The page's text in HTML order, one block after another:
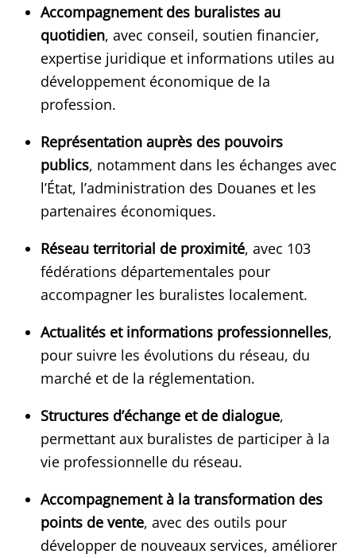
Accompagnement des buralistes au
quotidien, avec conseil, soutien financier,
expertise juridique et informations utiles au
développement économique de la
profession.
Représentation auprès des pouvoirs
publics, notamment dans les échanges avec
l’État, l’administration des Douanes et les
partenaires économiques.
Réseau territorial de proximité, avec 103
fédérations départementales pour
accompagner les buralistes localement.
Actualités et informations professionnelles,
pour suivre les évolutions du réseau, du
marché et de la réglementation.
Structures d’échange et de dialogue,
permettant aux buralistes de participer à la
vie professionnelle du réseau.
Accompagnement à la transformation des
points de vente, avec des outils pour
développer de nouveaux services, améliorer